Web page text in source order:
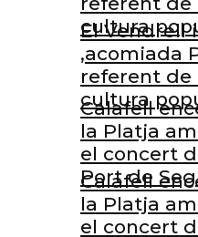
cultura
Calafell
la Platja
el concert
Port de
El Vendrell
,acomiada
referent de
cultura
Calafell
la Platja
el concert